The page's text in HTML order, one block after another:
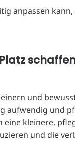
anpassen
und
aufwendig und
eine kleinere,
und die